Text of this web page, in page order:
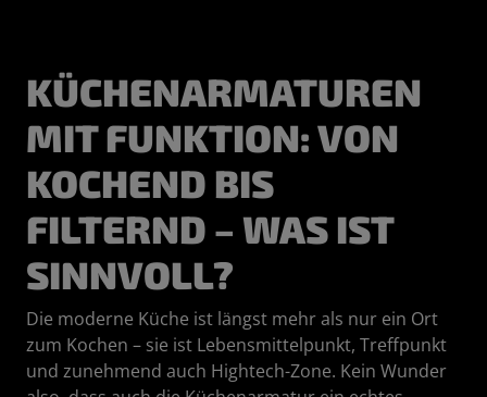
KÜCHENARMATUREN
MIT FUNKTION: VON
KOCHEND BIS
FILTERND – WAS IST
SINNVOLL?
Die moderne Küche ist längst mehr als nur ein Ort
zum Kochen – sie ist Lebensmittelpunkt, Treffpunkt
und zunehmend auch Hightech-Zone. Kein Wunder